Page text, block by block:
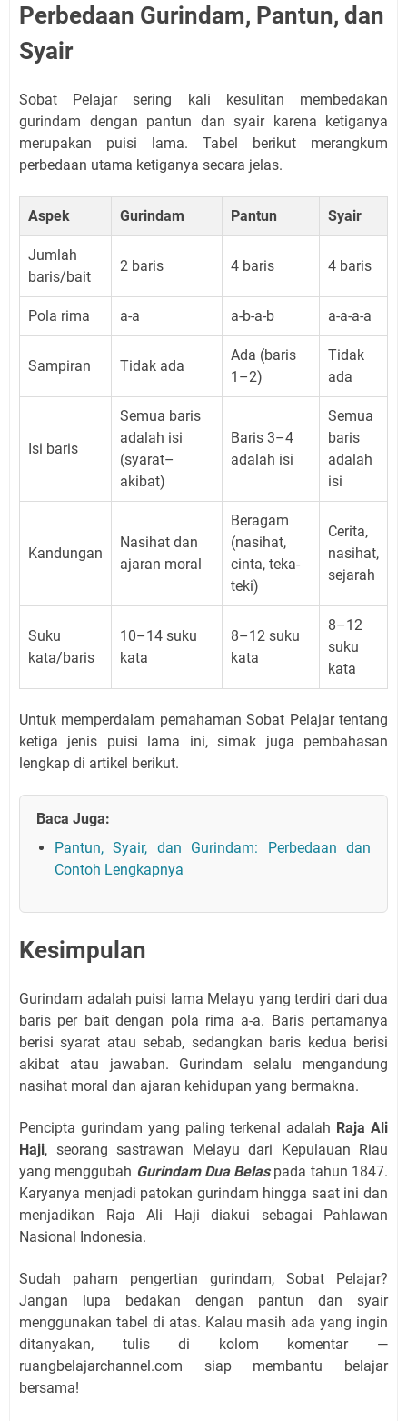
Perbedaan Gurindam, Pantun, dan
Syair
Sobat Pelajar sering kali kesulitan membedakan
gurindam dengan pantun dan syair karena ketiganya
merupakan puisi lama. Tabel berikut merangkum
perbedaan utama ketiganya secara jelas.
Aspek Gurindam Pantun Syair
Jumlah
baris/bait
2 baris 4 baris 4 baris
Pola rima a-a a-b-a-b a-a-a-a
Sampiran Tidak ada
Ada (baris
1–2)
Tidak
ada
Isi baris
Semua baris
adalah isi
(syarat–
akibat)
Baris 3–4
adalah isi
Semua
baris
adalah
isi
Kandungan
Nasihat dan
ajaran moral
Beragam
(nasihat,
cinta, teka-
teki)
Cerita,
nasihat,
sejarah
Suku
kata/baris
10–14 suku
kata
8–12 suku
kata
8–12
suku
kata
Untuk memperdalam pemahaman Sobat Pelajar tentang
ketiga jenis puisi lama ini, simak juga pembahasan
lengkap di artikel berikut.
Baca Juga:
Pantun, Syair, dan Gurindam: Perbedaan dan
Contoh Lengkapnya
Kesimpulan
Gurindam adalah puisi lama Melayu yang terdiri dari dua
baris per bait dengan pola rima a-a. Baris pertamanya
berisi syarat atau sebab, sedangkan baris kedua berisi
akibat atau jawaban. Gurindam selalu mengandung
nasihat moral dan ajaran kehidupan yang bermakna.
Pencipta gurindam yang paling terkenal adalah Raja Ali
Haji, seorang sastrawan Melayu dari Kepulauan Riau
yang menggubah Gurindam Dua Belaspada tahun 1847.
Karyanya menjadi patokan gurindam hingga saat ini dan
menjadikan Raja Ali Haji diakui sebagai Pahlawan
Nasional Indonesia.
Sudah paham pengertian gurindam, Sobat Pelajar?
Jangan lupa bedakan dengan pantun dan syair
menggunakan tabel di atas. Kalau masih ada yang ingin
ditanyakan, tulis di kolom komentar —
ruangbelajarchannel.com siap membantu belajar
bersama!